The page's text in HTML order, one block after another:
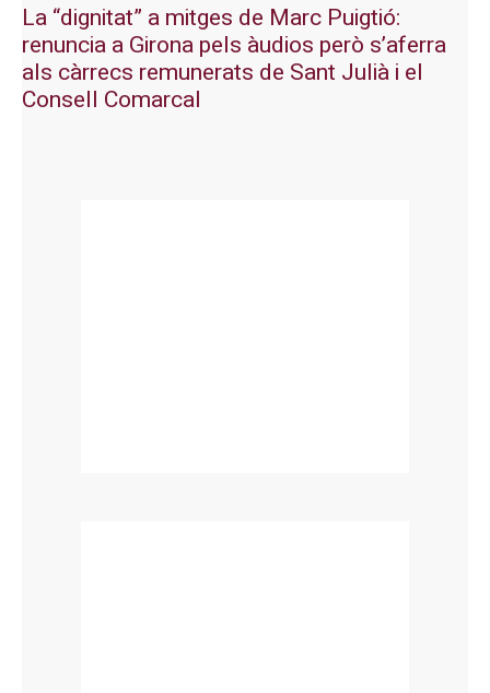
La “dignitat” a mitges de Marc Puigtió:
renuncia a Girona pels àudios però s’aferra
als càrrecs remunerats de Sant Julià i el
Consell Comarcal